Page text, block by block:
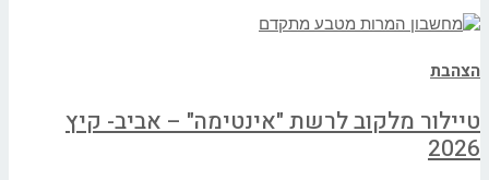
הצהבת
טיילור מלקוב לרשת "אינטימה" – אביב- קיץ
2026